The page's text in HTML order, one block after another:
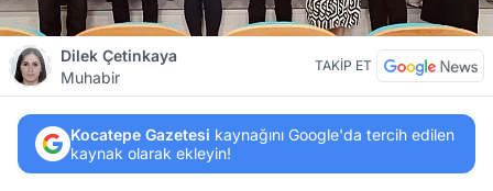
Dilek Çetinkaya
Muhabir
TAKİP ET
Kocatepe Gazetesi kaynağını Google'da tercih edilen
kaynak olarak ekleyin!